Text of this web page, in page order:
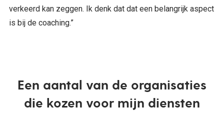
verkeerd kan zeggen. Ik denk dat dat een belangrijk aspect
is bij de coaching.”
Een aantal van de organisaties
die kozen voor mijn diensten